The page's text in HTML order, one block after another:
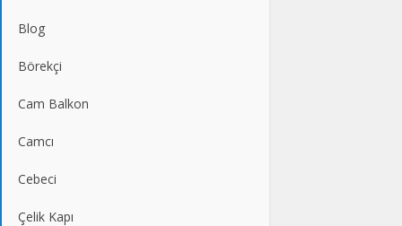
Blog
Börekçi
Cam Balkon
Camcı
Cebeci
Çelik Kapı